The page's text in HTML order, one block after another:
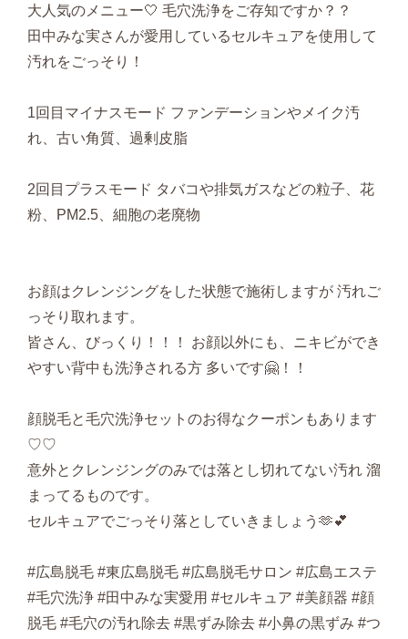
大人気のメニュー🤍 毛穴洗浄をご存知ですか？？
田中みな実さんが愛用しているセルキュアを使用して
汚れをごっそり！
1回目マイナスモード ファンデーションやメイク汚
れ、古い角質、過剰皮脂
2回目プラスモード タバコや排気ガスなどの粒子、花
粉、PM2.5、細胞の老廃物
お顔はクレンジングをした状態で施術しますが 汚れご
っそり取れます。
皆さん、びっくり！！！ お顔以外にも、ニキビができ
やすい背中も洗浄される方 多いです🤗！！
顔脱毛と毛穴洗浄セットのお得なクーポンもあります
♡♡
意外とクレンジングのみでは落とし切れてない汚れ 溜
まってるものです。
セルキュアでごっそり落としていきましょう🫶💕
#広島脱毛 #東広島脱毛 #広島脱毛サロン #広島エステ
#毛穴洗浄 #田中みな実愛用 #セルキュア #美顔器 #顔
脱毛 #毛穴の汚れ除去 #黒ずみ除去 #小鼻の黒ずみ #つ